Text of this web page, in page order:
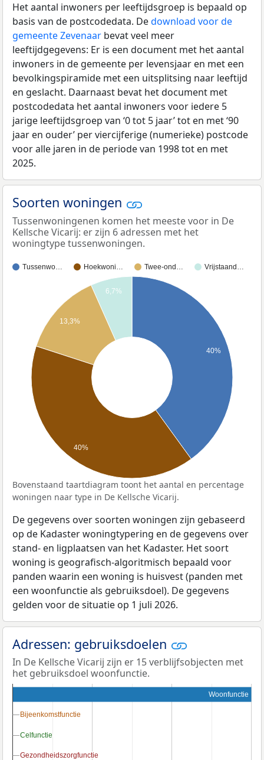
Het aantal inwoners per leeftijdsgroep is bepaald op
basis van de postcodedata. Dedownload voor de
gemeente Zevenaar bevat veel meer
leeftijdgegevens: Er is een document met het aantal
inwoners in de gemeente per levensjaar en met een
bevolkingspiramide met een uitsplitsing naar leeftijd
en geslacht. Daarnaast bevat het document met
postcodedata het aantal inwoners voor iedere 5
jarige leeftijdsgroep van ‘0 tot 5 jaar’ tot en met ‘90
jaar en ouder’ per viercijferige (numerieke) postcode
voor alle jaren in de periode van 1998 tot en met
2025.
Soorten woningen
Tussenwoningenen komen het meeste voor in De
Kellsche Vicarij: er zijn 6 adressen met het
woningtype tussenwoningen.
Tussenwo… Hoekwoni… Twee-ond… Vrijstaand…
40%
6,7%
13,3%
40%
Bovenstaand taartdiagram toont het aantal en percentage
woningen naar type in De Kellsche Vicarij.
De gegevens over soorten woningen zijn gebaseerd
op de Kadaster woningtypering en de gegevens over
stand- en ligplaatsen van het Kadaster. Het soort
woning is geografisch-algoritmisch bepaald voor
panden waarin een woning is huisvest (panden met
een woonfunctie als gebruiksdoel). De gegevens
gelden voor de situatie op 1 juli 2026.
Adressen: gebruiksdoelen
In De Kellsche Vicarij zijn er 15 verblijfsobjecten met
het gebruiksdoel woonfunctie.
Woonfunctie
Bijeenkomstfunctie
Bijeenkomstfunctie
Celfunctie
Celfunctie
Gezondheidszorgfunctie
Gezondheidszorgfunctie